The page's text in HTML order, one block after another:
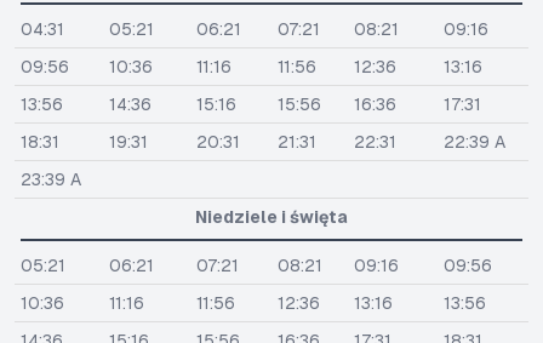
04:31 05:21 06:21 07:21 08:21
09:16
09:56
10:36 11:16 11:56 12:36
13:16
13:56
14:36 15:16 15:56 16:36
17:31
18:31
19:31 20:31 21:31 22:31
22:39 A
23:39 A
Niedziele i święta
05:21 06:21 07:21 08:21 09:16
09:56
10:36
11:16 11:56 12:36 13:16
13:56